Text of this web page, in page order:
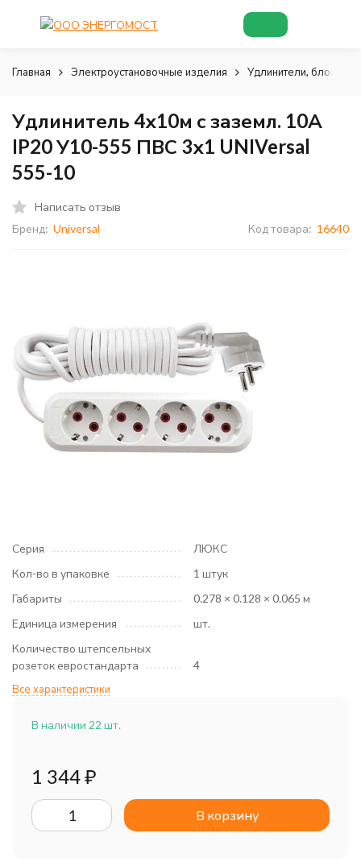
Главная Электроустановочные изделия Удлинители, блоки
Удлинитель 4х10м с заземл. 10А
IP20 У10-555 ПВС 3х1 UNIVersal
555-10
Написать отзыв
Бренд: Universal Код товара: 16640
Серия
ЛЮКС
Кол-во в упаковке
1 штук
Габариты
0.278 × 0.128 × 0.065 м
Единица измерения
шт.
Количество штепсельных
розеток евростандарта
4
Все характеристики
В наличии 22 шт.
1 344₽
В корзину